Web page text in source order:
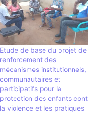
Etude de base du projet de
renforcement des
mécanismes institutionnels,
communautaires et
participatifs pour la
protection des enfants
la violence et les pratiques